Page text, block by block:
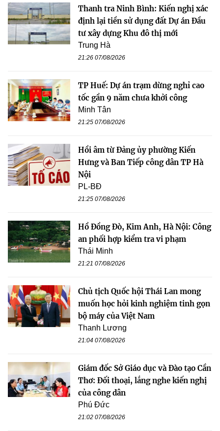
Thanh tra Ninh Bình: Kiến nghị xác
định lại tiền sử dụng đất Dự án Đầu
tư xây dựng Khu đô thị mới
Trung Hà
21:26 07/08/2026
TP Huế: Dự án trạm dừng nghỉ cao
tốc gần 9 năm chưa khởi công
Minh Tân
21:25 07/08/2026
Hồi âm từ Đảng ủy phường Kiến
Hưng và Ban Tiếp công dân TP Hà
Nội
PL-BĐ
21:25 07/08/2026
Hồ Đồng Đò, Kim Anh, Hà Nội: Công
an phối hợp kiểm tra vi phạm
Thái Minh
21:21 07/08/2026
Chủ tịch Quốc hội Thái Lan mong
muốn học hỏi kinh nghiệm tinh gọn
bộ máy của Việt Nam
Thanh Lương
21:04 07/08/2026
Giám đốc Sở Giáo dục và Đào tạo Cần
Thơ: Đối thoại, lắng nghe kiến nghị
của công dân
Phú Đức
21:02 07/08/2026